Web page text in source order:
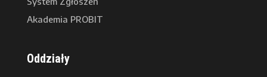
Akademia PROBIT
Oddziały